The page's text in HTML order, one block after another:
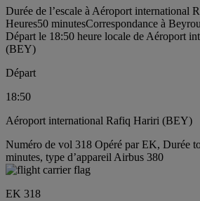
Durée de l’escale à Aéroport international
Heures50 minutesCorrespondance à
Départ le 18:50 heure locale de Aéroport
(BEY)
Départ
18:50
Aéroport international Rafiq Hariri (BEY)
Numéro de vol 318 Opéré par EK, Durée
minutes, type d’appareil Airbus 380
EK 318